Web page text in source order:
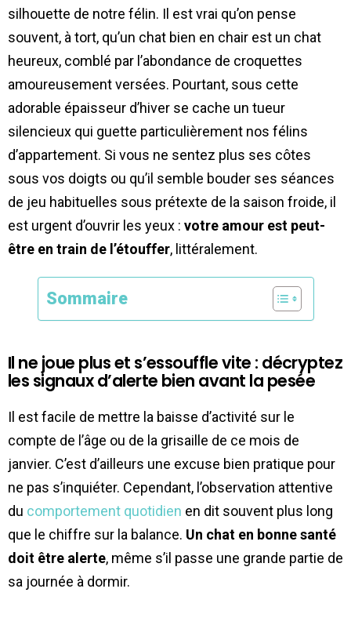
silhouette de notre félin. Il est vrai qu’on pense
souvent, à tort, qu’un chat bien en chair est un chat
heureux, comblé par l’abondance de croquettes
amoureusement versées. Pourtant, sous cette
adorable épaisseur d’hiver se cache un tueur
silencieux qui guette particulièrement nos félins
d’appartement. Si vous ne sentez plus ses côtes
sous vos doigts ou qu’il semble bouder ses séances
de jeu habituelles sous prétexte de la saison froide, il
est urgent d’ouvrir les yeux : votre amour est peut-
être en train de l’étouffer, littéralement.
Sommaire
Il ne joue plus et s’essouffle vite : décryptez
les signaux d’alerte bien avant la pesée
Il est facile de mettre la baisse d’activité sur le
compte de l’âge ou de la grisaille de ce mois de
janvier. C’est d’ailleurs une excuse bien pratique pour
ne pas s’inquiéter. Cependant, l’observation attentive
du comportement quotidien en dit souvent plus long
que le chiffre sur la balance. Un chat en bonne santé
doit être alerte, même s’il passe une grande partie de
sa journée à dormir.